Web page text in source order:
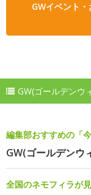
GWイベント
GW(ゴールデンウ
編集部おすすめの「
GW(ゴールデンウ
全国のネモフィラが